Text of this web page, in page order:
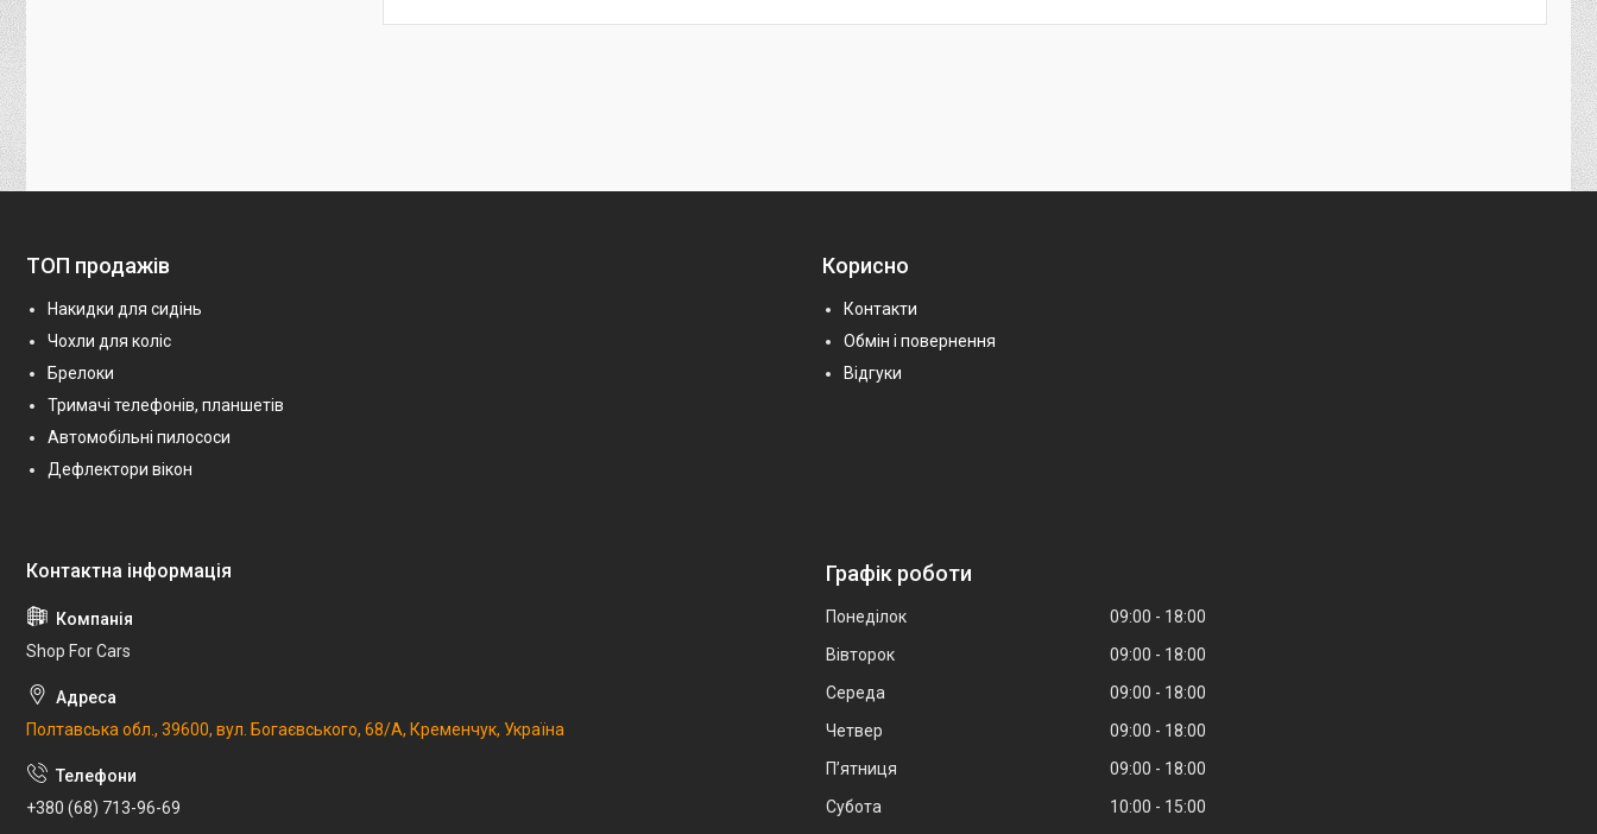
ТОП продажів
Накидки для сидінь
Чохли для коліс
Брелоки
Тримачі телефонів, планшетів
Автомобільні пилососи
Дефлектори вікон
Корисно
Контакти
Обмін і повернення
Відгуки
Shop For Cars
Полтавська обл., 39600, вул. Богаєвського, 68/А, Кременчук, Україна
+380 (68) 713-96-69
Графік роботи
Понеділок 09:00
18:00
Вівторок
09:00
18:00
Середа
09:00
18:00
Четвер
09:00
18:00
Пʼятниця
09:00
18:00
Субота
10:00 15:00